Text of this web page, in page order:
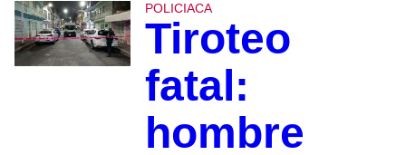
POLICIACA
Tiroteo
fatal:
hombre